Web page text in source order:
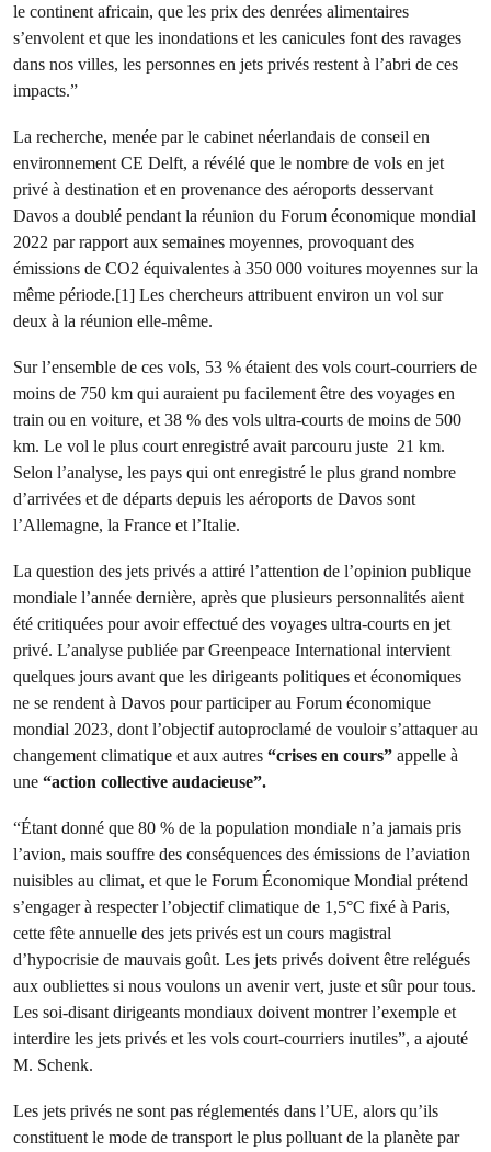
le continent africain, que les prix des denrées alimentaires
s’envolent et que les inondations et les canicules font des ravages
dans nos villes, les personnes en jets privés restent à l’abri de ces
impacts.”
La recherche, menée par le cabinet néerlandais de conseil en
environnement CE Delft, a révélé que le nombre de vols en jet
privé à destination et en provenance des aéroports desservant
Davos a doublé pendant la réunion du Forum économique mondial
2022 par rapport aux semaines moyennes, provoquant des
émissions de CO2 équivalentes à 350 000 voitures moyennes sur la
même période.[1] Les chercheurs attribuent environ un vol sur
deux à la réunion elle-même.
Sur l’ensemble de ces vols, 53 % étaient des vols court-courriers de
moins de 750 km qui auraient pu facilement être des voyages en
train ou en voiture, et 38 % des vols ultra-courts de moins de 500
km. Le vol le plus court enregistré avait parcouru juste 21 km.
Selon l’analyse, les pays qui ont enregistré le plus grand nombre
d’arrivées et de départs depuis les aéroports de Davos sont
l’Allemagne, la France et l’Italie.
La question des jets privés a attiré l’attention de l’opinion publique
mondiale l’année dernière, après que plusieurs personnalités aient
été critiquées pour avoir effectué des voyages ultra-courts en jet
privé. L’analyse publiée par Greenpeace International intervient
quelques jours avant que les dirigeants politiques et économiques
ne se rendent à Davos pour participer au Forum économique
mondial 2023, dont l’objectif autoproclamé de vouloir s’attaquer au
changement climatique et aux autres “crises en cours” appelle à
une “action collective audacieuse”.
“Étant donné que 80 % de la population mondiale n’a jamais pris
l’avion, mais souffre des conséquences des émissions de l’aviation
nuisibles au climat, et que le Forum Économique Mondial prétend
s’engager à respecter l’objectif climatique de 1,5°C fixé à Paris,
cette fête annuelle des jets privés est un cours magistral
d’hypocrisie de mauvais goût. Les jets privés doivent être relégués
aux oubliettes si nous voulons un avenir vert, juste et sûr pour tous.
Les soi-disant dirigeants mondiaux doivent montrer l’exemple et
interdire les jets privés et les vols court-courriers inutiles”, a ajouté
M. Schenk.
Les jets privés ne sont pas réglementés dans l’UE, alors qu’ils
constituent le mode de transport le plus polluant de la planète par